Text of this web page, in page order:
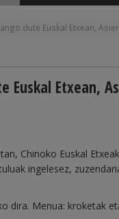
dute Euskal Etxean,
Euskal Etxean,
Chinoko Euskal
ingelesez,
dira. Menua: kroketak